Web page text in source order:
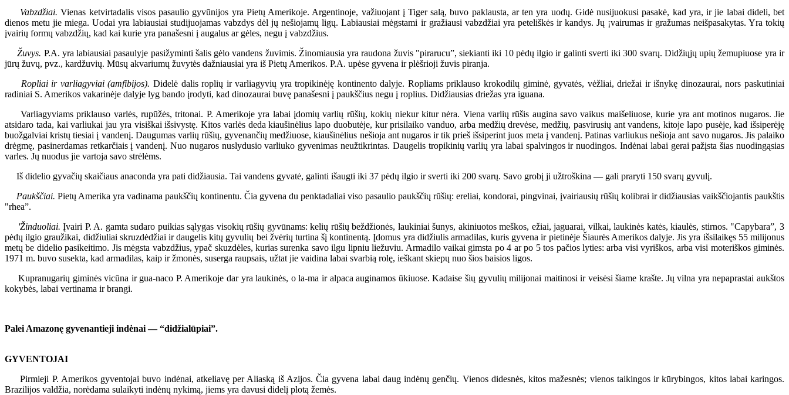
Vabzdžiai. Vienas ketvirtadalis visos pasaulio gyvūnijos yra Pietų Amerikoje. Argentinoje, važiuojant į Tiger salą, buvo paklausta, ar ten yra uodų. Gidė nusijuokusi pasakė, kad yra, ir jie labai dideli, bet
dienos metu jie miega. Uodai yra labiausiai studijuojamas vabzdys dėl jų nešiojamų ligų. Labiausiai mėgstami ir gražiausi vabzdžiai yra peteliškės ir kandys. Jų ¡vairumas ir gražumas neišpasakytas. Yra tokių
įvairių formų vabzdžių, kad kai kurie yra panašesni į augalus ar gėles, negu į vabzdžius.
Žuvys. P.A. yra labiausiai pasaulyje pasižyminti šalis gėlo vandens žuvimis. Žinomiausia yra raudona žuvis "pirarucu”, siekianti iki 10 pėdų ilgio ir galinti sverti iki 300 svarų. Didžiųjų upių žemupiuose yra ir
jūrų žuvų, pvz., kardžuvių. Mūsų akvariumų žuvytės dažniausiai yra iš Pietų Amerikos. P.A. upėse gyvena ir plėšrioji žuvis piranja.
Ropliai ir varliagyviai (amfibijos). Didelė dalis roplių ir varliagyvių yra tropikinėję kontinento dalyje. Ropliams priklauso krokodilų giminė, gyvatės, vėžliai, driežai ir išnykę dinozaurai, nors paskutiniai
radiniai S. Amerikos vakarinėje dalyje lyg bando įrodyti, kad dinozaurai buvę panašesni į paukščius negu į roplius. Didžiausias driežas yra iguana.
Varliagyviams priklauso varlės, rupūžės, tritonai. P. Amerikoje yra labai įdomių varlių rūšių, kokių niekur kitur nėra. Viena varlių rūšis augina savo vaikus maišeliuose, kurie yra ant motinos nugaros. Jie
atsidaro tada, kai varliukai jau yra visiškai išsivystę. Kitos varlės deda kiaušinėlius lapo duobutėje, kur prisilaiko vanduo, arba medžių drevėse, medžių, pasvirusių ant vandens, kitoje lapo pusėje, kad išsiperėję
buožgalviai kristų tiesiai į vandenį. Daugumas varlių rūšių, gyvenančių medžiuose, kiaušinėlius nešioja ant nugaros ir tik prieš išsiperint juos meta į vandenį. Patinas varliukus nešioja ant savo nugaros. Jis palaiko
drėgmę, pasinerdamas retkarčiais į vandenį. Nuo nugaros nuslydusio varliuko gyvenimas neužtikrintas. Daugelis tropikinių varlių yra labai spalvingos ir nuodingos. Indėnai labai gerai pažįsta šias nuodingąsias
varles. Jų nuodus jie vartoja savo strėlėms.
Iš didelio gyvačių skaičiaus anaconda yra pati didžiausia. Tai vandens gyvatė, galinti išaugti iki 37 pėdų ilgio ir sverti iki 200 svarų. Savo grobį ji užtroškina — gali praryti 150 svarų gyvulį.
Paukščiai. Pietų Amerika yra vadinama paukščių kontinentu. Čia gyvena du penktadaliai viso pasaulio paukščių rūšių: ereliai, kondorai, pingvinai, įvairiausių rūšių kolibrai ir didžiausias vaikščiojantis paukštis
"rhea”.
'Žinduoliai. Įvairi P. A. gamta sudaro puikias sąlygas visokių rūšių gyvūnams: kelių rūšių beždžionės, laukiniai šunys, akiniuotos meškos, ežiai, jaguarai, vilkai, laukinės katės, kiaulės, stirnos. "Capybara”, 3
pėdų ilgio graužikai, didžiuliai skruzdėdžiai ir daugelis kitų gyvulių bei žvėrių turtina šį kontinentą. Įdomus yra didžiulis armadilas, kuris gyvena ir pietinėje Šiaurės Amerikos dalyje. Jis yra išsilaikęs 55 milijonus
metų be didelio pasikeitimo. Jis mėgsta vabzdžius, ypač skuzdėles, kurias surenka savo ilgu lipniu liežuviu. Armadilo vaikai gimsta po 4 ar po 5 tos pačios lyties: arba visi vyriškos, arba visi moteriškos giminės.
1971 m. buvo susekta, kad armadilas, kaip ir žmonės, suserga raupsais, užtat jie vaidina labai svarbią rolę, ieškant skiepų nuo šios baisios ligos.
Kupranugarių giminės vicūna ir gua-naco P. Amerikoje dar yra laukinės, o la-ma ir alpaca auginamos ūkiuose. Kadaise šių gyvulių milijonai maitinosi ir veisėsi šiame krašte. Jų vilna yra nepaprastai aukštos
kokybės, labai vertinama ir brangi.
Palei Amazonę gyvenantieji indėnai — “didžialūpiai”.
GYVENTOJAI
Pirmieji P. Amerikos gyventojai buvo indėnai, atkeliavę per Aliaską iš Azijos. Čia gyvena labai daug indėnų genčių. Vienos didesnės, kitos mažesnės; vienos taikingos ir kūrybingos, kitos labai karingos.
Brazilijos valdžia, norėdama sulaikyti indėnų nykimą, jiems yra davusi didelį plotą žemės.